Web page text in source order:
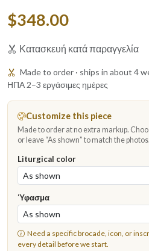
$348.00
Κατασκευή κατά παραγγελία
Made to order · ships in about 4
ΗΠΑ 2–3 εργάσιμες ημέρες
Customize this piece
Made to order at no extra markup.
or leave “As shown” to match the photos.
Liturgical color
Ύφασμα
Need a specific brocade, icon, or
every detail before we start.